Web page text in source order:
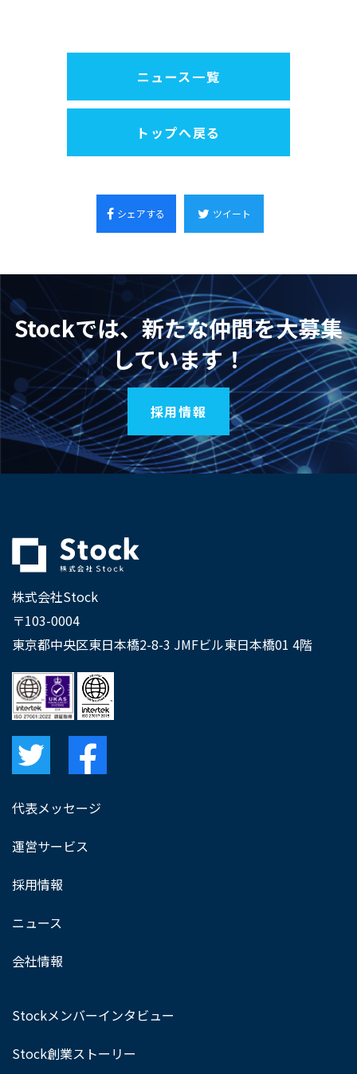
ニュース一覧
トップへ戻る
シェアする ツイート
Stockでは、新たな仲間を大募集
しています！
採用情報
株式会社Stock
〒103-0004
東京都中央区東日本橋2-8-3 JMFビル東日本橋01 4階
代表メッセージ
運営サービス
採用情報
ニュース
会社情報
Stockメンバーインタビュー
Stock創業ストーリー